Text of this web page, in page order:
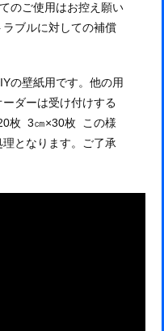
のご使用はお控え願い
ブルに対しての補償
の壁紙用です。他の用
ダーは受け付けする
枚 3㎝×30枚 この様
となります。ご了承